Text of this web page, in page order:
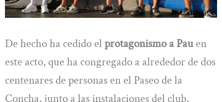
De hecho ha cedido el protagonismo a Pau en
este acto, que ha congregado a alrededor de dos
centenares de personas en el Paseo de la
Concha, junto a las instalaciones del club,